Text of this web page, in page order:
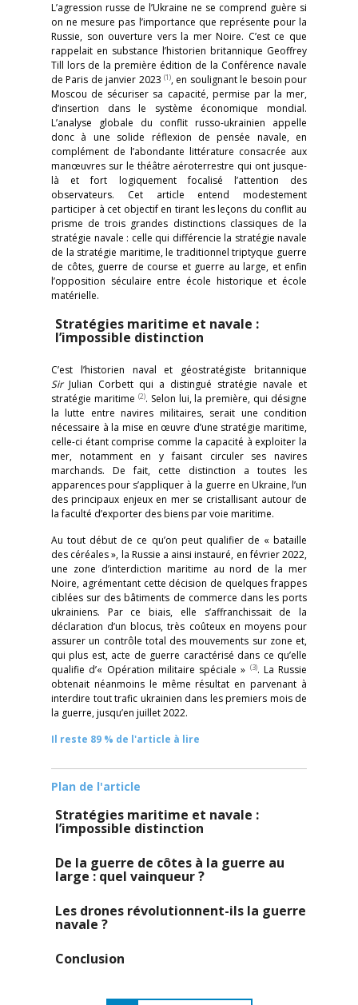
L’agression russe de l’Ukraine ne se comprend guère si
on ne mesure pas l’importance que représente pour la
Russie, son ouverture vers la mer Noire. C’est ce que
rappelait en substance l’historien britannique Geoffrey
Till lors de la première édition de la Conférence navale
de Paris de janvier 2023 (1), en soulignant le besoin pour
Moscou de sécuriser sa capacité, permise par la mer,
d’insertion dans le système économique mondial.
L’analyse globale du conflit russo-ukrainien appelle
donc à une solide réflexion de pensée navale, en
complément de l’abondante littérature consacrée aux
manœuvres sur le théâtre aéroterrestre qui ont jusque-
là et fort logiquement focalisé l’attention des
observateurs. Cet article entend modestement
participer à cet objectif en tirant les leçons du conflit au
prisme de trois grandes distinctions classiques de la
stratégie navale : celle qui différencie la stratégie navale
de la stratégie maritime, le traditionnel triptyque guerre
de côtes, guerre de course et guerre au large, et enfin
l’opposition séculaire entre école historique et école
matérielle.
Stratégies maritime et navale :
l’impossible distinction
C’est l’historien naval et géostratégiste britannique
SirJulian Corbett qui a distingué stratégie navale et
stratégie maritime (2). Selon lui, la première, qui désigne
la lutte entre navires militaires, serait une condition
nécessaire à la mise en œuvre d’une stratégie maritime,
celle-ci étant comprise comme la capacité à exploiter la
mer, notamment en y faisant circuler ses navires
marchands. De fait, cette distinction a toutes les
apparences pour s’appliquer à la guerre en Ukraine, l’un
des principaux enjeux en mer se cristallisant autour de
la faculté d’exporter des biens par voie maritime.
Au tout début de ce qu’on peut qualifier de « bataille
des céréales », la Russie a ainsi instauré, en février 2022,
une zone d’interdiction maritime au nord de la mer
Noire, agrémentant cette décision de quelques frappes
ciblées sur des bâtiments de commerce dans les ports
ukrainiens. Par ce biais, elle s’affranchissait de la
déclaration d’un blocus, très coûteux en moyens pour
assurer un contrôle total des mouvements sur zone et,
qui plus est, acte de guerre caractérisé dans ce qu’elle
qualifie d’« Opération militaire spéciale » (3). La Russie
obtenait néanmoins le même résultat en parvenant à
interdire tout trafic ukrainien dans les premiers mois de
la guerre, jusqu’en juillet 2022.
Il reste 89 % de l'article à lire
Plan de l'article
Stratégies maritime et navale :
l’impossible distinction
De la guerre de côtes à la guerre au
large : quel vainqueur ?
Les drones révolutionnent-ils la guerre
navale ?
Conclusion